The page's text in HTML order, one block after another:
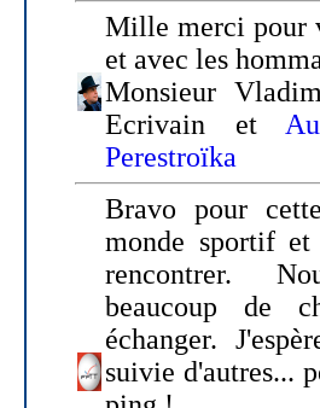
Mille merci pour
et avec les
Monsieur
Ecrivain et
Perestroïka
Bravo pour
monde sportif
rencontrer.
beaucoup de
échanger.
suivie d'autres...